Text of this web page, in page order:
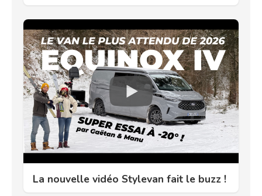
La nouvelle vidéo Stylevan fait le buzz !